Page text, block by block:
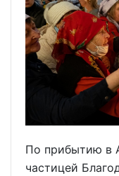
По прибытию в
частицей